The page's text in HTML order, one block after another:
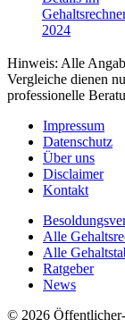
2024
Hinweis: Alle
Vergleiche dienen
professionelle
Impressum
Datenschutz
Über uns
Disclaimer
Kontakt
Alle
Alle
Ratgeber
News
© 2026